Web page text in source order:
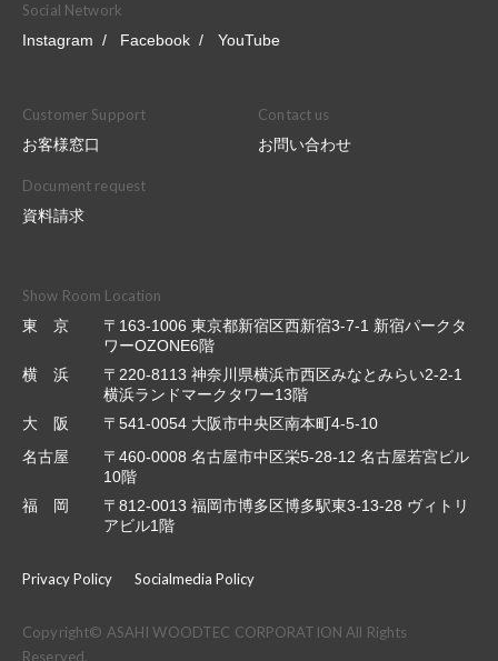
Social Network
Instagram
Facebook YouTube
Customer Support
お客様窓口
Contact us
お問い合わせ
Document request
資料請求
Show Room Location
東 京
〒163-1006 東京都新宿区西新宿3-7-1 新宿パークタ
ワーOZONE6階
横 浜
〒220-8113 神奈川県横浜市西区みなとみらい2-2-1
横浜ランドマークタワー13階
大 阪
〒541-0054 大阪市中央区南本町4-5-10
名古屋
〒460-0008 名古屋市中区栄5-28-12 名古屋若宮ビル
10階
福 岡
〒812-0013 福岡市博多区博多駅東3-13-28 ヴィトリ
アビル1階
Privacy Policy Socialmedia Policy
Copyright© ASAHI WOODTEC CORPORATION All Rights
Reserved.